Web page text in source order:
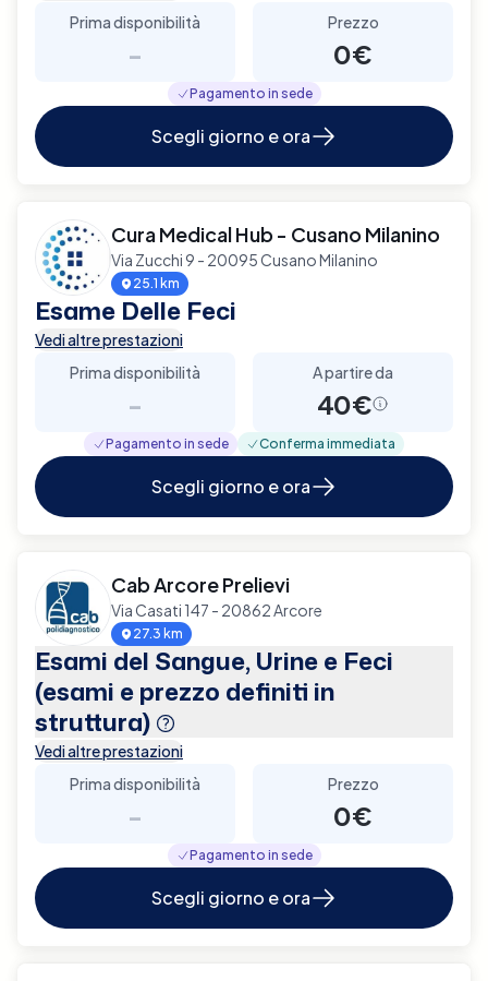
Prima disponibilità
-
Prezzo
0€
Pagamento in sede
Scegli giorno e ora
Cura Medical Hub - Cusano Milanino
Via Zucchi 9 - 20095 Cusano Milanino
25.1 km
Esame Delle Feci
Vedi altre prestazioni
Prima disponibilità
-
A partire da
40€
Pagamento in sede Conferma immediata
Scegli giorno e ora
Cab Arcore Prelievi
Via Casati 147 - 20862 Arcore
27.3 km
Esami del Sangue, Urine e Feci
(esami e prezzo definiti in
struttura)
Vedi altre prestazioni
Prima disponibilità
-
Prezzo
0€
Pagamento in sede
Scegli giorno e ora